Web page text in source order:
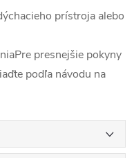
prístroja alebo
Pre presnejšie pokyny
podľa návodu na